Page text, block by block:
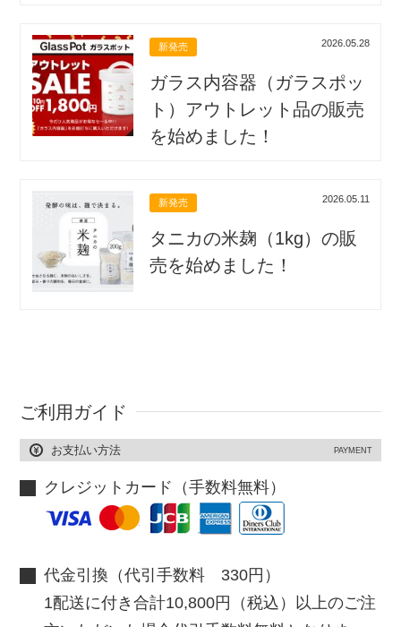
新発売 2026.05.28
ガラス内容器（ガラスポッ
ト）アウトレット品の販売
を始めました！
新発売 2026.05.11
タニカの米麹（1kg）の販
売を始めました！
ご利用ガイド
お支払い方法 PAYMENT
クレジットカード（手数料無料）
代金引換（代引手数料 330円）
1配送に付き合計10,800円（税込）以上のご注